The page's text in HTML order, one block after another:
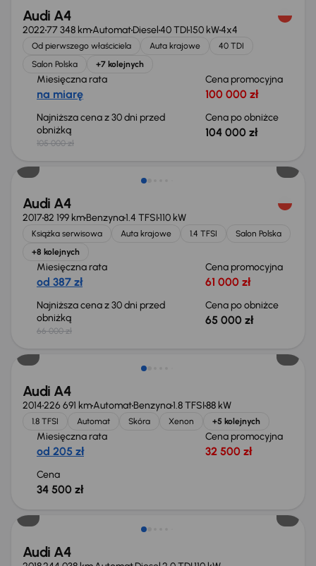
Audi A4
202277 348 kmAutomatDiesel40 TDI150 kW4x4
Od pierwszego właściciela Auta krajowe
40 TDI
Salon Polska
+7 kolejnych
Miesięczna rata
na miarę
Cena promocyjna
100 000 zł
Najniższa cena z 30 dni przed
obniżką
105 000 zł
Cena po obniżce
104 000 zł
Taniej o 1 000 zł
Audi A4
201782 199 kmBenzyna1.4 TFSI110 kW
Książka serwisowa Auta krajowe 1.4 TFSI
Salon Polska
+8 kolejnych
Miesięczna rata
od 387 zł
Cena promocyjna
61 000 zł
Najniższa cena z 30 dni przed
obniżką
66 000 zł
Cena po obniżce
65 000 zł
Audi A4
2014226 691 kmAutomatBenzyna1.8 TFSI88 kW
1.8 TFSI Automat Skóra Xenon +5 kolejnych
Miesięczna rata
od 205 zł
Cena promocyjna
32 500 zł
Cena
34 500 zł
Możliwość odliczenia VAT
Audi A4